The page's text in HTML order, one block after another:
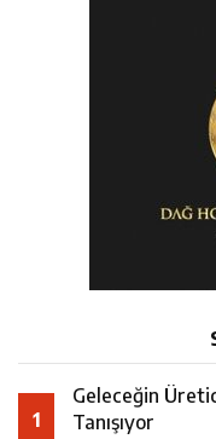
1
Geleceğin
Tanışıyor